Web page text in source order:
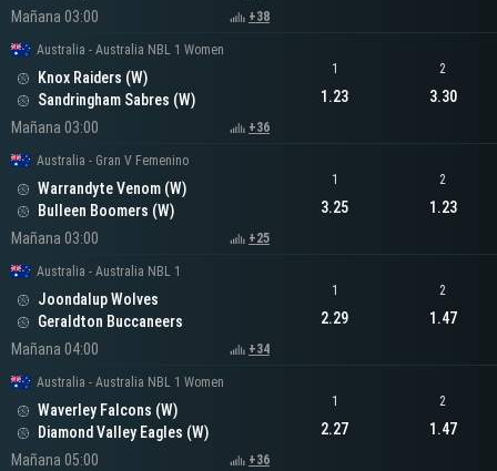
Mañana 03:00
+38
Australia - Australia NBL 1 Women
Knox Raiders (W)
Sandringham Sabres (W)
Mañana 03:00
+36
1
1.23
2
3.30
Australia - Gran V Femenino
Warrandyte Venom (W)
Bulleen Boomers (W)
Mañana 03:00
+25
1
3.25
2
1.23
Australia - Australia NBL 1
Joondalup Wolves
Geraldton Buccaneers
Mañana 04:00
+34
1
2.29
2
1.47
Australia - Australia NBL 1 Women
Waverley Falcons (W)
Diamond Valley Eagles (W)
Mañana 05:00
+36
1
2.27
2
1.47